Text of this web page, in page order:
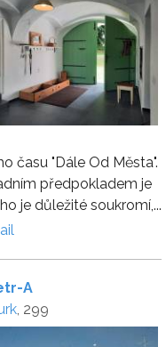
času "Dále Od Města".
předpokladem je
je důležité soukromí,...
A
, 299